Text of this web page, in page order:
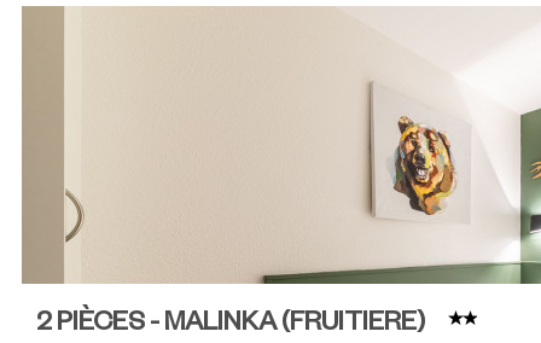
2 PIÈCES - MALINKA(FRUITIERE)